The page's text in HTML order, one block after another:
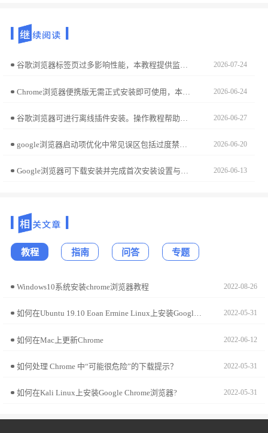
谷歌浏览器标签页过多影响性能，本教程提供监控操作方法，包括状态跟踪、性能检测及优化技巧，帮助高效管理多任务。 2026-07-24
Chrome浏览器便携版无需正式安装即可使用，本文分享安装操作技巧和快速运行方法，让用户在不同设备上便捷使用浏览器。 2026-06-24
2026-06-27
google浏览器启动项优化中常见误区包括过度禁用必要服务或插件，用户需合理调整启动项以提升浏览器启动速度并保持稳定运行。 2026-06-20
Google浏览器可下载安装并完成首次安装设置与优化。教程指导用户配置默认搜索、隐私设置和插件管理，确保浏览器初次使用时快速、高效、稳定。 2026-06-13
教程 指南 问答 专题
Windows10系统安装chrome浏览器教程 2022-08-26
如何在Ubuntu 19.10 Eoan Ermine Linux上安装Google Chrome? 2022-05-31
如何在Mac上更新Chrome 2022-06-12
如何处理 Chrome 中“可能很危险”的下载提示？ 2022-05-31
如何在Kali Linux上安装Google Chrome浏览器? 2022-05-31